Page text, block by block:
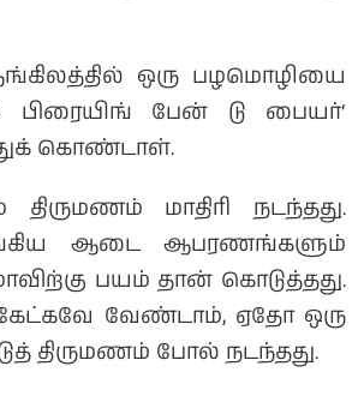
ஒரு பழமொழியை
பிரையிங் பேன் டு பையர்’
கொண்டாள்.
திருமணம் மாதிரி நடந்தது.
ஆடை ஆபரணங்களும்
பயம் தான் கொடுத்தது.
வேண்டாம், ஏதோ ஒரு
திருமணம் போல் நடந்தது.